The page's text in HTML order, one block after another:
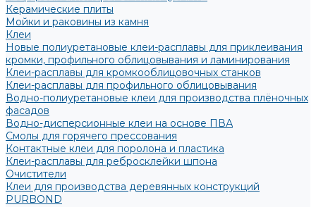
Керамические плиты
Мойки и раковины из камня
Клеи
Новые полиуретановые клеи-расплавы для приклеивания
кромки, профильного облицовывания и ламинирования
Клеи-расплавы для кромкооблицовочных станков
Клеи-расплавы для профильного облицовывания
Водно-полиуретановые клеи для производства плёночных
фасадов
Водно-дисперсионные клеи на основе ПВА
Смолы для горячего прессования
Контактные клеи для поролона и пластика
Клеи-расплавы для ребросклейки шпона
Очистители
Клеи для производства деревянных конструкций
PURBOND